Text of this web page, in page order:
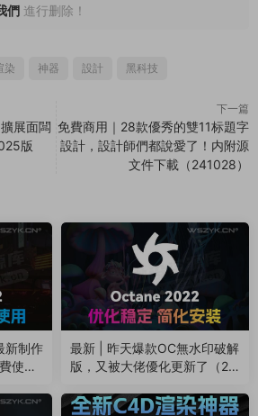
們 進行删除！
染 神器 設計 黑科技
展面闆
版
下一篇
免費商用｜28款優秀的雙11标題字
設計，設計師們都說愛了！内附源
文件下載（241028）
新制作
使
最新 | 昨天爆款OC無水印破解
版，又被大佬優化更新了（24